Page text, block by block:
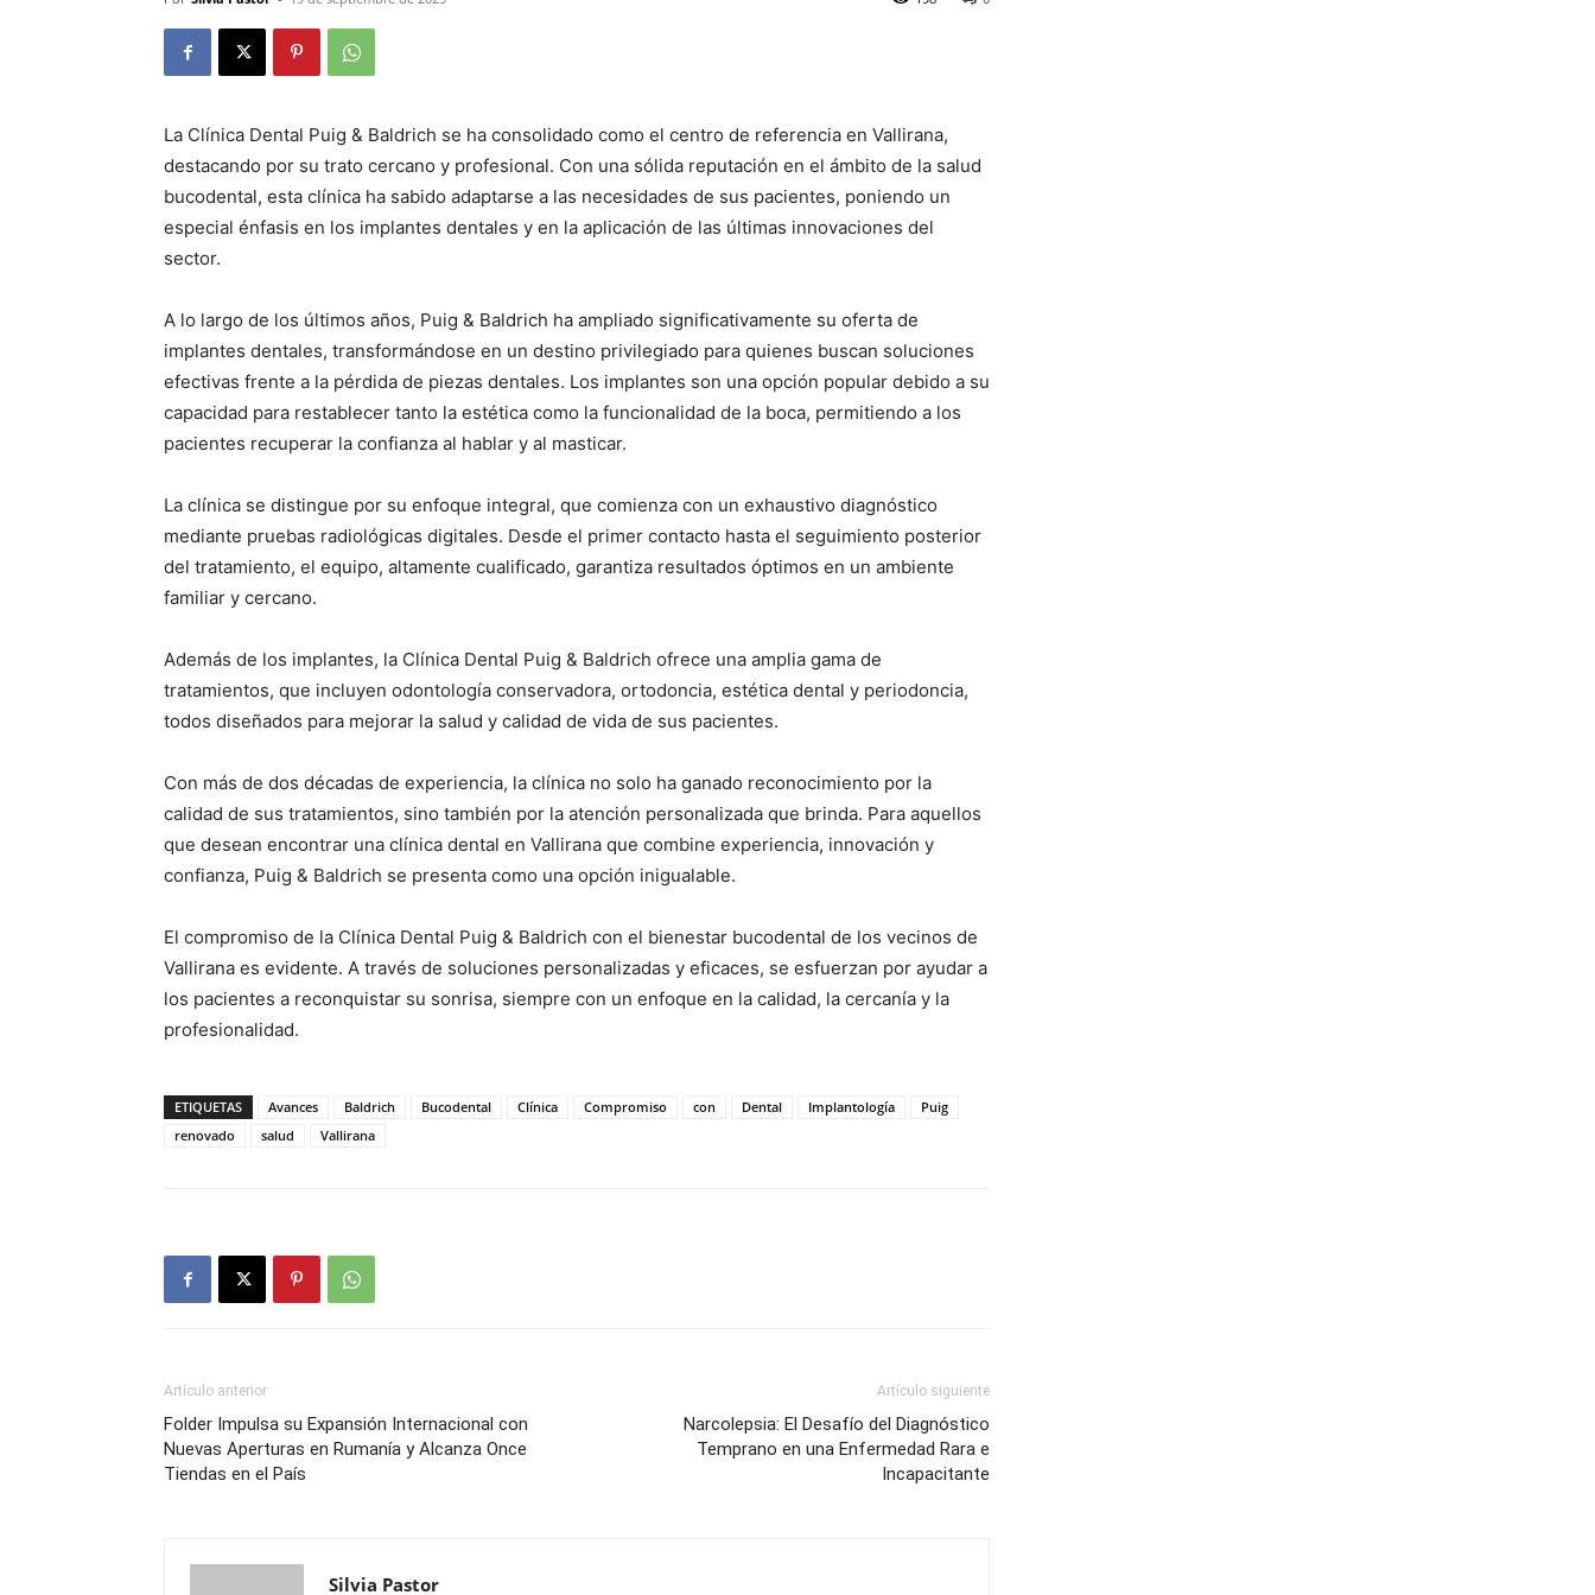
La Clínica Dental Puig & Baldrich se ha consolidado como el centro de referencia en Vallirana,
destacando por su trato cercano y profesional. Con una sólida reputación en el ámbito de la salud
bucodental, esta clínica ha sabido adaptarse a las necesidades de sus pacientes, poniendo un
especial énfasis en los implantes dentales y en la aplicación de las últimas innovaciones del
sector.
A lo largo de los últimos años, Puig & Baldrich ha ampliado significativamente su oferta de
implantes dentales, transformándose en un destino privilegiado para quienes buscan soluciones
efectivas frente a la pérdida de piezas dentales. Los implantes son una opción popular debido a su
capacidad para restablecer tanto la estética como la funcionalidad de la boca, permitiendo a los
pacientes recuperar la confianza al hablar y al masticar.
La clínica se distingue por su enfoque integral, que comienza con un exhaustivo diagnóstico
mediante pruebas radiológicas digitales. Desde el primer contacto hasta el seguimiento posterior
del tratamiento, el equipo, altamente cualificado, garantiza resultados óptimos en un ambiente
familiar y cercano.
Además de los implantes, la Clínica Dental Puig & Baldrich ofrece una amplia gama de
tratamientos, que incluyen odontología conservadora, ortodoncia, estética dental y periodoncia,
todos diseñados para mejorar la salud y calidad de vida de sus pacientes.
Con más de dos décadas de experiencia, la clínica no solo ha ganado reconocimiento por la
calidad de sus tratamientos, sino también por la atención personalizada que brinda. Para aquellos
que desean encontrar una clínica dental en Vallirana que combine experiencia, innovación y
confianza, Puig & Baldrich se presenta como una opción inigualable.
El compromiso de la Clínica Dental Puig & Baldrich con el bienestar bucodental de los vecinos de
Vallirana es evidente. A través de soluciones personalizadas y eficaces, se esfuerzan por ayudar a
los pacientes a reconquistar su sonrisa, siempre con un enfoque en la calidad, la cercanía y la
profesionalidad.
ETIQUETAS Avances Baldrich Bucodental Clínica Compromiso con Dental Implantología
Puig
renovado
salud Vallirana
Artículo anterior
Folder Impulsa su Expansión Internacional con
Nuevas Aperturas en Rumanía y Alcanza Once
Tiendas en el País
Artículo siguiente
Narcolepsia: El Desafío del Diagnóstico
Temprano en una Enfermedad Rara e
Incapacitante
Silvia Pastor